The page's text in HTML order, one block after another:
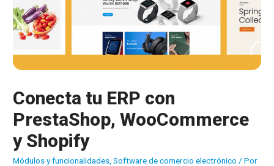
Conecta tu ERP con
PrestaShop, WooCommerce
y Shopify
Módulos y funcionalidades ,Software de comercio electrónico / Por